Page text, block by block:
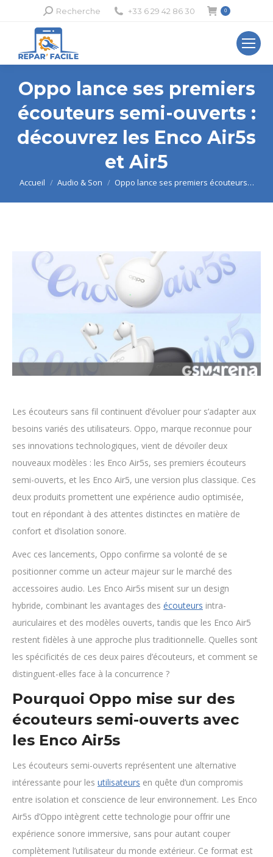
Recherche
Recherche +33 6 29 42 86 30 0
Oppo lance ses premiers
écouteurs semi-ouverts :
découvrez les Enco Air5s
et Air5
Vous êtes ici :
Accueil Audio & Son Oppo lance ses premiers écouteurs…
Les écouteurs sans fil continuent d’évoluer pour s’adapter aux
besoins variés des utilisateurs. Oppo, marque reconnue pour
ses innovations technologiques, vient de dévoiler deux
nouveaux modèles : les Enco Air5s, ses premiers écouteurs
semi-ouverts, et les Enco Air5, une version plus classique. Ces
deux produits promettent une expérience audio optimisée,
tout en répondant à des attentes distinctes en matière de
confort et d’isolation sonore.
Avec ces lancements, Oppo confirme sa volonté de se
positionner comme un acteur majeur sur le marché des
accessoires audio. Les Enco Air5s misent sur un design
hybride, combinant les avantages des écouteurs intra-
auriculaires et des modèles ouverts, tandis que les Enco Air5
restent fidèles à une approche plus traditionnelle. Quelles sont
les spécificités de ces deux paires d’écouteurs, et comment se
distinguent-elles face à la concurrence ?
Pourquoi Oppo mise sur des
écouteurs semi-ouverts avec
les Enco Air5s
Les écouteurs semi-ouverts représentent une alternative
intéressante pour les utilisateurs en quête d’un compromis
entre isolation et conscience de leur environnement. Les Enco
Air5s d’Oppo intègrent cette technologie pour offrir une
expérience sonore immersive, sans pour autant couper
complètement l’utilisateur du monde extérieur. Ce format est